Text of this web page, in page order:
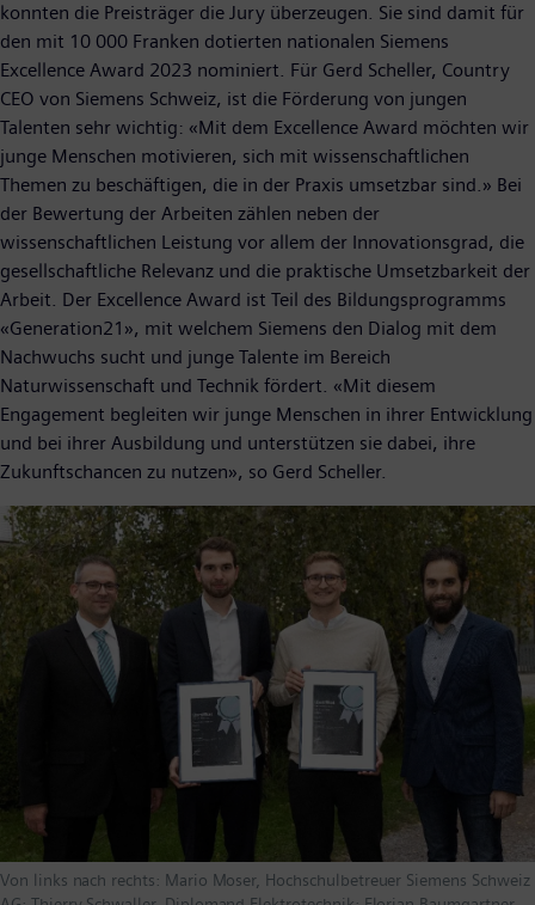
konnten die Preisträger die Jury überzeugen. Sie sind damit für
den mit 10 000 Franken dotierten nationalen Siemens
Excellence Award 2023 nominiert. Für Gerd Scheller, Country
CEO von Siemens Schweiz, ist die Förderung von jungen
Talenten sehr wichtig: «Mit dem Excellence Award möchten wir
junge Menschen motivieren, sich mit wissenschaftlichen
Themen zu beschäftigen, die in der Praxis umsetzbar sind.» Bei
der Bewertung der Arbeiten zählen neben der
wissenschaftlichen Leistung vor allem der Innovationsgrad, die
gesellschaftliche Relevanz und die praktische Umsetzbarkeit der
Arbeit. Der Excellence Award ist Teil des Bildungsprogramms
«Generation21», mit welchem Siemens den Dialog mit dem
Nachwuchs sucht und junge Talente im Bereich
Naturwissenschaft und Technik fördert. «Mit diesem
Engagement begleiten wir junge Menschen in ihrer Entwicklung
und bei ihrer Ausbildung und unterstützen sie dabei, ihre
Zukunftschancen zu nutzen», so Gerd Scheller.
Von links nach rechts: Mario Moser, Hochschulbetreuer Siemens Schweiz